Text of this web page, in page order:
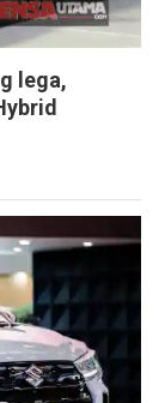
lega,